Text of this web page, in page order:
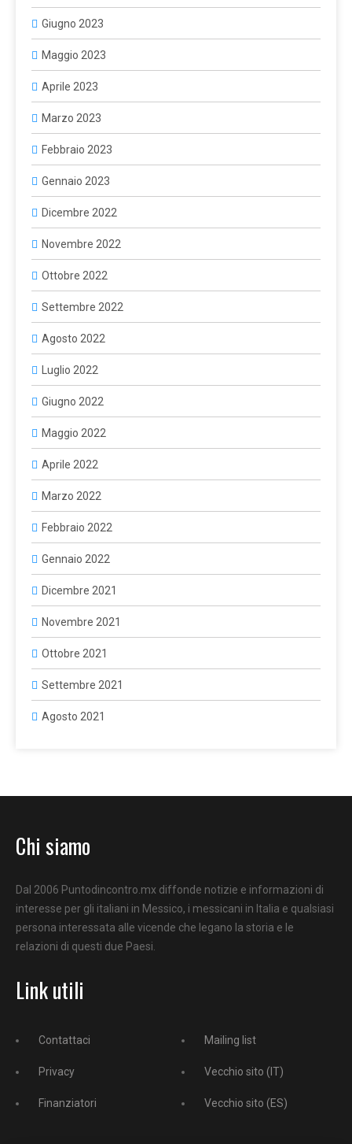
Giugno 2023
Maggio 2023
Aprile 2023
Marzo 2023
Febbraio 2023
Gennaio 2023
Dicembre 2022
Novembre 2022
Ottobre 2022
Settembre 2022
Agosto 2022
Luglio 2022
Giugno 2022
Maggio 2022
Aprile 2022
Marzo 2022
Febbraio 2022
Gennaio 2022
Dicembre 2021
Novembre 2021
Ottobre 2021
Settembre 2021
Agosto 2021
Chi siamo
Dal 2006 Puntodincontro.mx diffonde notizie e informazioni di
interesse per gli italiani in Messico, i messicani in Italia e qualsiasi
persona interessata alle vicende che legano la storia e le
relazioni di questi due Paesi.
Link utili
Contattaci
Privacy
Finanziatori
Mailing list
Vecchio sito (IT)
Vecchio sito (ES)